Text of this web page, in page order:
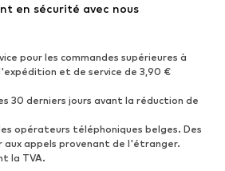
Tendance
Bottes
Chaussures basses
en sécurité avec nous
pour les commandes supérieures à
et de service de 3,90 €
30 derniers jours avant la réduction de
opérateurs téléphoniques belges. Des
aux appels provenant de l'étranger.
la TVA.